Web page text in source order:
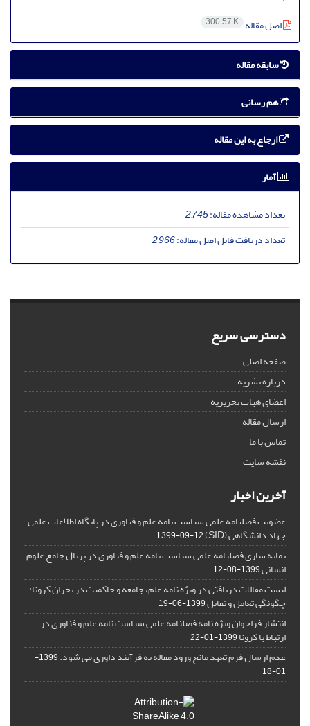
اصل مقاله 300.57 K
سابقه مقاله
هم رسانی
ارجاع به این مقاله
آمار
تعداد مشاهده مقاله:2,745
تعداد دریافت فایل اصل مقاله:2,966
دسترسی سریع
صفحه اصلی
درباره نشریه
اعضای هیات تحریریه
ارسال مقاله
تماس با ما
نقشه سایت
آخرین اخبار
عضویت فصلنامه علمی سیاست نامه علم و فناوری در پایگاه اطلاعات علمی
جهاد دانشگاهی (SID) 1399-09-12
نمایه سازی فصلنامه علمی سیاست نامه علم و فناوری در پرتال جامع علوم
انسانی1399-08-12
لیست مقالات دریافتی در ویژه نامه علم، جامعه و حاکمیت در بحران کرونا:
چگونگی تعامل و تقابل1399-06-19
انتشار فراخوان ویژه‏ نامه فصلنامه علمی سیاست نامه علم و فناوری در
ارتباط با کرونا1399-01-22
عدم ارسال فرم تعهد مانع ورود مقاله به فرآیند داوری می شود.
1399-
01-18